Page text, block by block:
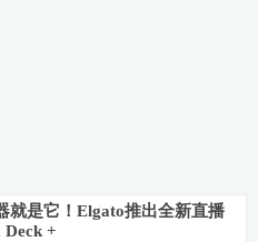
就是它！Elgato推出全新直播
Deck +